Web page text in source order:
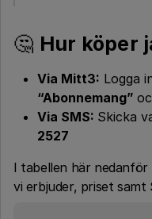
🤔 Hur köper
Via Mitt3: Logga
“Abonnemang”
Via SMS: Skicka
2527
I tabellen här nedanför
vi erbjuder, priset